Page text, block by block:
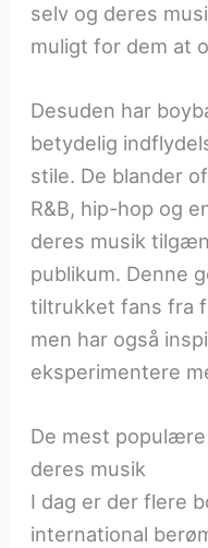
selv og deres
muligt for dem at
Desuden har
betydelig
stile. De blander
R&B, hip-hop og
deres musik
publikum. Denne
tiltrukket fans fra
men har også
eksperimentere
De mest
deres musik
I dag er der flere
international